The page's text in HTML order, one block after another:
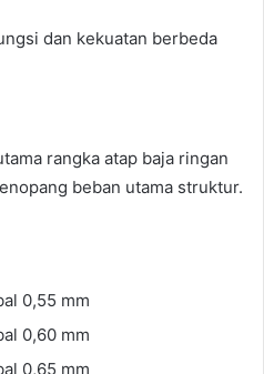
dan kekuatan berbeda
rangka atap baja ringan
beban utama struktur.
0,55 mm
0,60 mm
0,65 mm